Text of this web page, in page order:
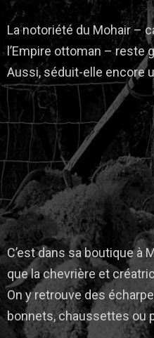
La notoriété du Mohair –
l’Empire ottoman – reste
Aussi, séduit-elle encore
C’est dans sa boutique à
que la chevrière et
On y retrouve des
bonnets, chaussettes ou